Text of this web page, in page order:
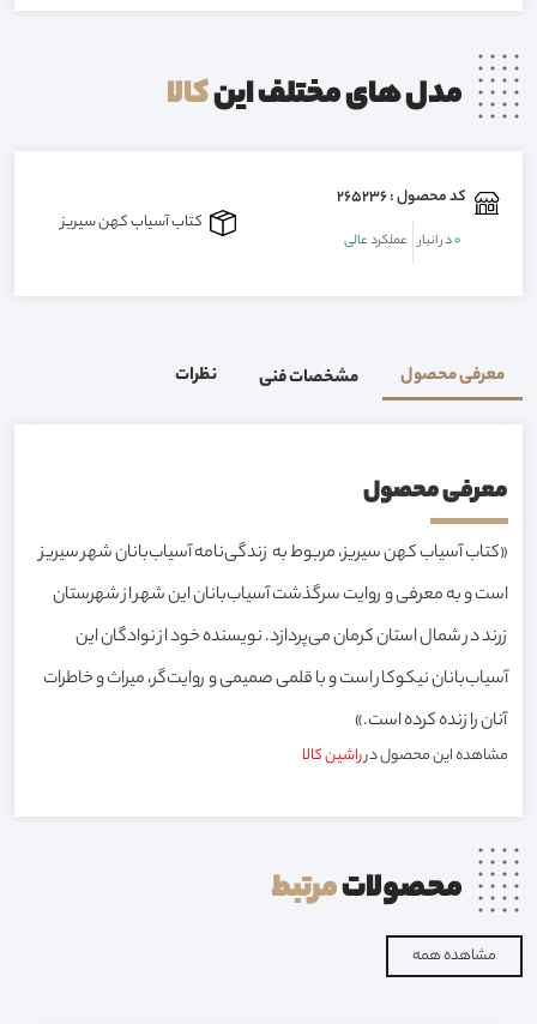
مدل های مختلف اینکالا
کد محصول : 265236
0در انبار عملکردعالی
کتاب آسیاب کهن سیریز
معرفی محصول مشخصات فنی نظرات
معرفی محصول
«کتاب آسیاب کهن سیریز، مربوط به زندگی‌نامه آسیاب‌بانان شهر سیریز
است و به معرفی و روایت سرگذشت آسیاب‌بانان این شهر از شهرستان
زرند در شمال استان کرمان می‌پردازد. نویسنده خود از نوادگان این
آسیاب‌بانان نیکوکار است و با قلمی صمیمی و روایت‌گر، میراث و خاطرات
آنان را زنده کرده است.»
مشاهده این محصول درراشین کالا
محصولاتمرتبط
مشاهده همه